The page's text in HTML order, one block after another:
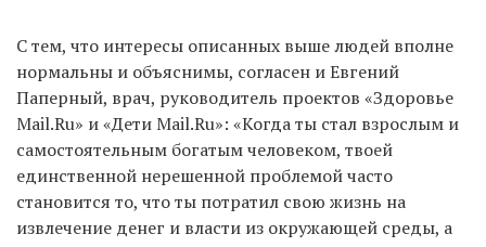
С тем, что интересы описанных выше людей вполне
нормальны и объяснимы, согласен и Евгений
Паперный, врач, руководитель проектов «Здоровье
Mail.Ru» и «Дети Mail.Ru»: «Когда ты стал взрослым и
самостоятельным богатым человеком, твоей
единственной нерешенной проблемой часто
становится то, что ты потратил свою жизнь на
извлечение денег и власти из окружающей среды, а